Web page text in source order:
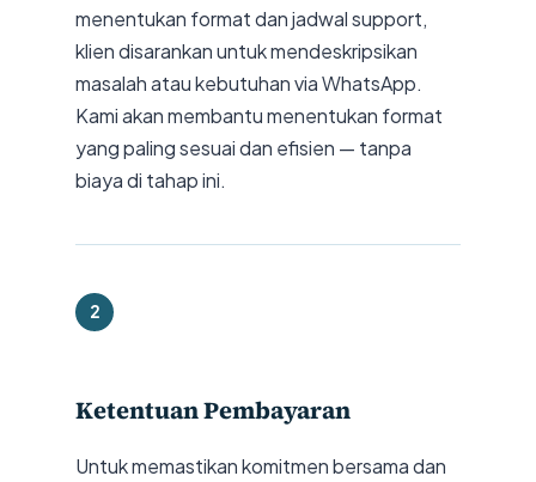
menentukan format dan jadwal support,
klien disarankan untuk mendeskripsikan
masalah atau kebutuhan via WhatsApp.
Kami akan membantu menentukan format
yang paling sesuai dan efisien — tanpa
biaya di tahap ini.
2
Ketentuan Pembayaran
Untuk memastikan komitmen bersama dan